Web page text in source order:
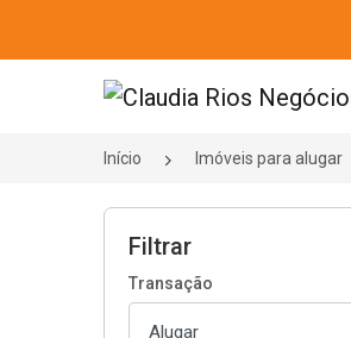
Página inicial
Início Imóveis para alugar
Filtrar
Transação